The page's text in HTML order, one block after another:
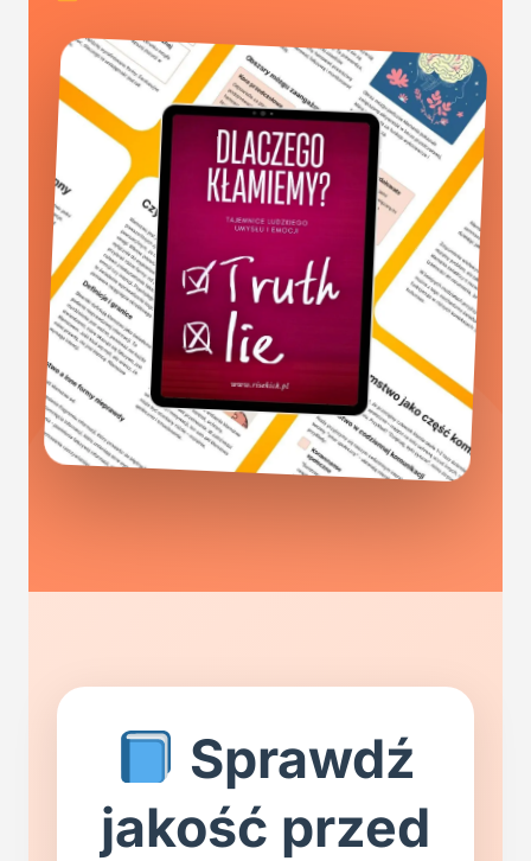
Sprawdź
jakość przed